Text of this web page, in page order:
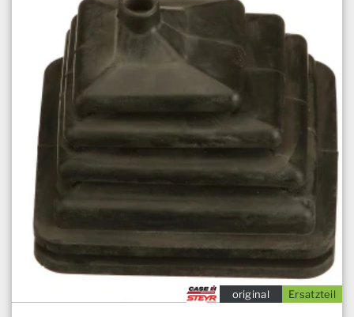
Ersatzteil
original